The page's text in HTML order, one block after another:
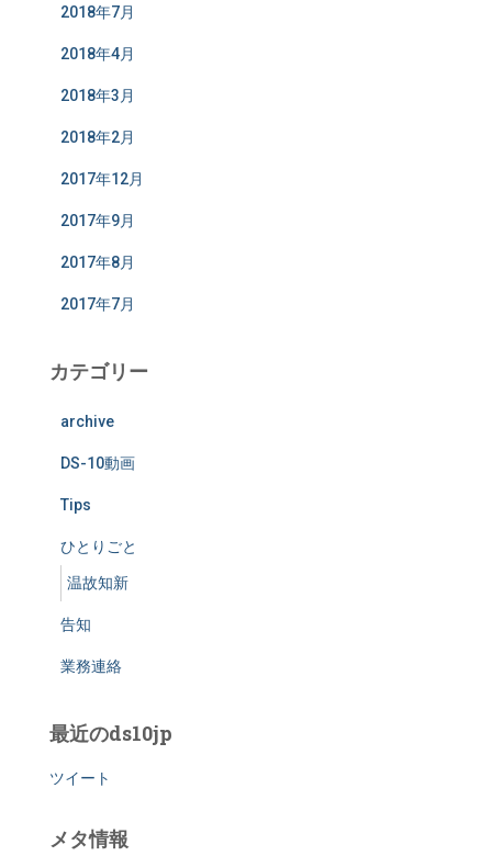
2018年7月
2018年4月
2018年3月
2018年2月
2017年12月
2017年9月
2017年8月
2017年7月
カテゴリー
archive
DS-10動画
Tips
ひとりごと
温故知新
告知
業務連絡
最近のds10jp
ツイート
メタ情報